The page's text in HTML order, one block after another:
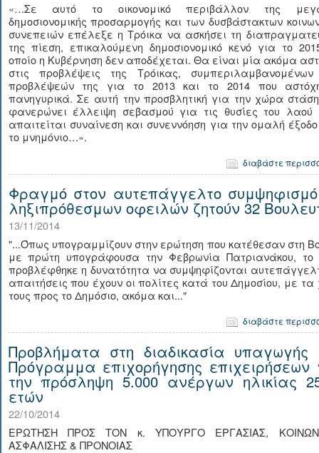
«…Σε αυτό το οικονομικό περιβάλλον της
δημοσιονομικής προσαρμογής και των δυσβάστακτων
συνεπειών επέλεξε η Τρόικα να ασκήσει τη
της πίεση, επικαλούμενη δημοσιονομικό κενό για το
οποίο η Κυβέρνηση δεν αποδέχεται. Θα είναι μία ακόμα
στις προβλέψεις της Τρόικας,
προβλέψεών της για το 2013 και το 2014 που
πανηγυρικά. Σε αυτή την προσβλητική για την χώρα
φανερώνει έλλειψη σεβασμού για τις θυσίες του λαού
απαιτείται συναίνεση και συνεννόηση για την ομαλή
το μνημόνιο…».
διαβάστε
Φραγμό στον αυτεπάγγελτο
ληξιπρόθεσμων οφειλών ζητούν 32
13/11/2014
"...Όπως υπογραμμίζουν στην ερώτηση που κατέθεσαν στη
με πρώτη υπογράφουσα την Φεβρωνία Πατριανάκου, το
προβλέφθηκε η δυνατότητα να συμψηφίζονται
απαιτήσεις που έχουν οι πολίτες κατά του Δημοσίου, με τα
τους προς το Δημόσιο, ακόμα και..."
διαβάστε
Προβλήματα στη διαδικασία υπαγωγής
Πρόγραμμα επιχορήγησης επιχειρήσεων
την πρόσληψη 5.000 ανέργων ηλικίας
ετών
22/10/2014
ΕΡΩΤΗΣΗ ΠΡΟΣ ΤΟΝ κ. ΥΠΟΥΡΓΟ ΕΡΓΑΣΙΑΣ,
ΑΣΦΑΛΙΣΗΣ & ΠΡΟΝΟΙΑΣ